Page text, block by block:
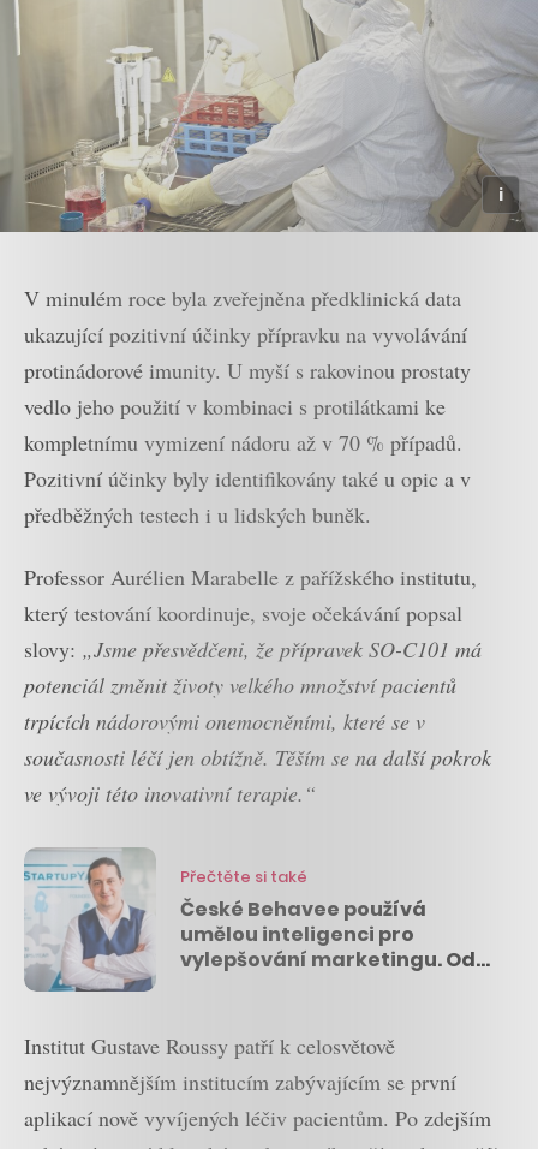
V minulém roce byla zveřejněna předklinická data
ukazující pozitivní účinky přípravku na vyvolávání
protinádorové imunity. U myší s rakovinou prostaty
vedlo jeho použití v kombinaci s protilátkami ke
kompletnímu vymizení nádoru až v 70 % případů.
Pozitivní účinky byly identifikovány také u opic a v
předběžných testech i u lidských buněk.
Professor Aurélien Marabelle z pařížského institutu,
který testování koordinuje, svoje očekávání popsal
slovy: „Jsme přesvědčeni, že přípravek SO-C101 má
potenciál změnit životy velkého množství pacientů
trpících nádorovými onemocněními, které se v
současnosti léčí jen obtížně. Těším se na další pokrok
ve vývoji této inovativní terapie.“
Přečtěte si také
České Behavee používá
umělou inteligenci pro
vylepšování marketingu. Od
Institut Gustave Roussy patří k celosvětově
nejvýznamnějším institucím zabývajícím se první
aplikací nově vyvíjených léčiv pacientům. Po zdejším